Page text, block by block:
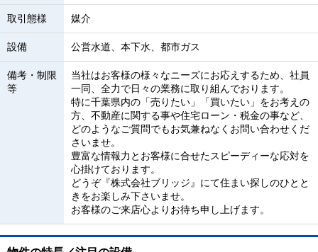
取引態様 媒介
設備 公営水道、本下水、都市ガス
備考・制限
等
当社はお客様の様々なニーズにお応えするため、社員
一同、全力で日々の業務に取り組んでおります。
特に千葉県内の「売りたい」「買いたい」をお考えの
方、不動産に関する事や住宅ローン・税金の事など、
どのようなご質問でもお気兼ねなくお問い合わせくだ
さいませ。
豊富な情報力とお客様に合せたスピーディーな応対を
心掛けております。
どうぞ『株式会社ブリッジ』にて住まい探しのひとと
きをお楽しみ下さいませ。
お客様のご来店心よりお待ち申し上げます。